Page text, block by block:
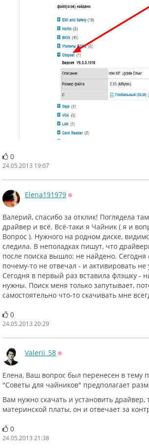
0
24.05.2013 19:07
Elena191979
Валерий, спасибо за отклик! Поглядела
драйвер и всё. Всё-таки я Чайник ( я и
Вопрос ). Нужного на родном диске,
следила. В неполадках пишут, что
после поиска вышло: не найдено.
почему-то не отвечал - и активировать
Сегодня в первый раз вставила флэшку -
нужны. Поиск меня только запутывает,
самостоятельно что-то скачивать мне
0
24.05.2013 20:29
Valerii_58
Елена, Ваш вопрос был перенесен в тему
"Советы для чайников" предполагает
Вам нужно скачать и установить
материнской платы, он и отвечает за
0
24.05.2013 21:38